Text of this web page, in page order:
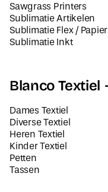
Sawgrass Printers
Sublimatie Artikelen
Sublimatie Flex / Papier
Sublimatie Inkt
Blanco Textiel
Dames Textiel
Diverse Textiel
Heren Textiel
Kinder Textiel
Petten
Tassen